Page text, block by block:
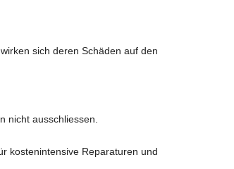
sich deren Schäden auf den
nicht ausschliessen.
kostenintensive Reparaturen und